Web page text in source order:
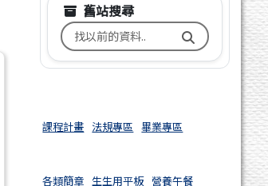
舊站搜尋
搜尋台南市文元國小舊校網關鍵
課程計畫 法規專區 畢業專區
各類簡章 生生用平板 營養午餐